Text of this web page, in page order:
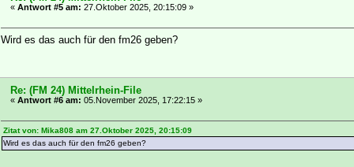
« Antwort #5 am: 27.Oktober 2025, 20:15:09 »
Wird es das auch für den fm26 geben?
Re: (FM 24) Mittelrhein-File
« Antwort #6 am: 05.November 2025, 17:22:15 »
Zitat von: Mika808 am 27.Oktober 2025, 20:15:09
Wird es das auch für den fm26 geben?